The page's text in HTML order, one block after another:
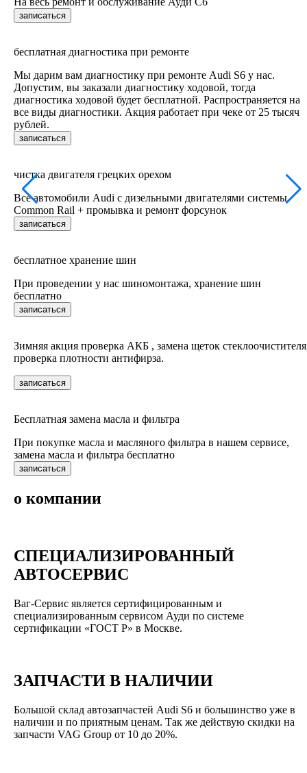
записаться
бесплатная диагностика при ремонте
Мы дарим вам диагностику при ремонте Audi S6 у нас.
Допустим, вы заказали диагностику ходовой, тогда
диагностика ходовой будет бесплатной. Распространяется на
все виды диагностики. Акция работает при чеке от 25 тысяч
рублей.
записаться
чистка двигателя грецких орехом
Все автомобили Audi c дизельными двигателями системы
Common Rail + промывка и ремонт форсунок
записаться
бесплатное хранение шин
При проведении у нас шиномонтажа, хранение шин
бесплатно
записаться
Зимняя акция проверка АКБ , замена щеток
проверка плотности антифирза.
записаться
Бесплатная замена масла и фильтра
При покупке масла и масляного фильтра в нашем сервисе,
замена масла и фильтра бесплатно
записаться
о компании
СПЕЦИАЛИЗИРОВАННЫЙ
АВТОСЕРВИС
Ваг-Сервис является сертифицированным и
специализированным сервисом Ауди по системе
сертификации «ГОСТ Р» в Москве.
ЗАПЧАСТИ В НАЛИЧИИ
Большой склад автозапчастей Audi S6 и большинство уже в
наличии и по приятным ценам. Так же действую скидки на
запчасти VAG Group от 10 до 20%.